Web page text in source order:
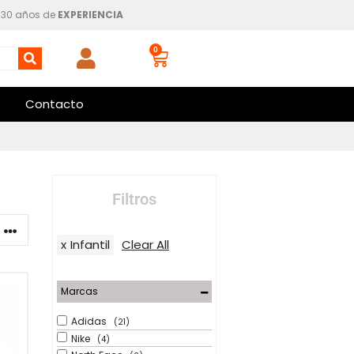
años de EXPERIENCIA
0
Contacto
Filtros
x Infantil Clear All
Marcas
Adidas (21)
Nike (4)